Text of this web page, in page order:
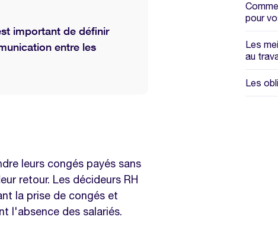
important de définir
entre les
leurs congés payés sans
retour. Les décideurs RH
la prise de congés et
l'absence des salariés.
pour
Les
au
Les